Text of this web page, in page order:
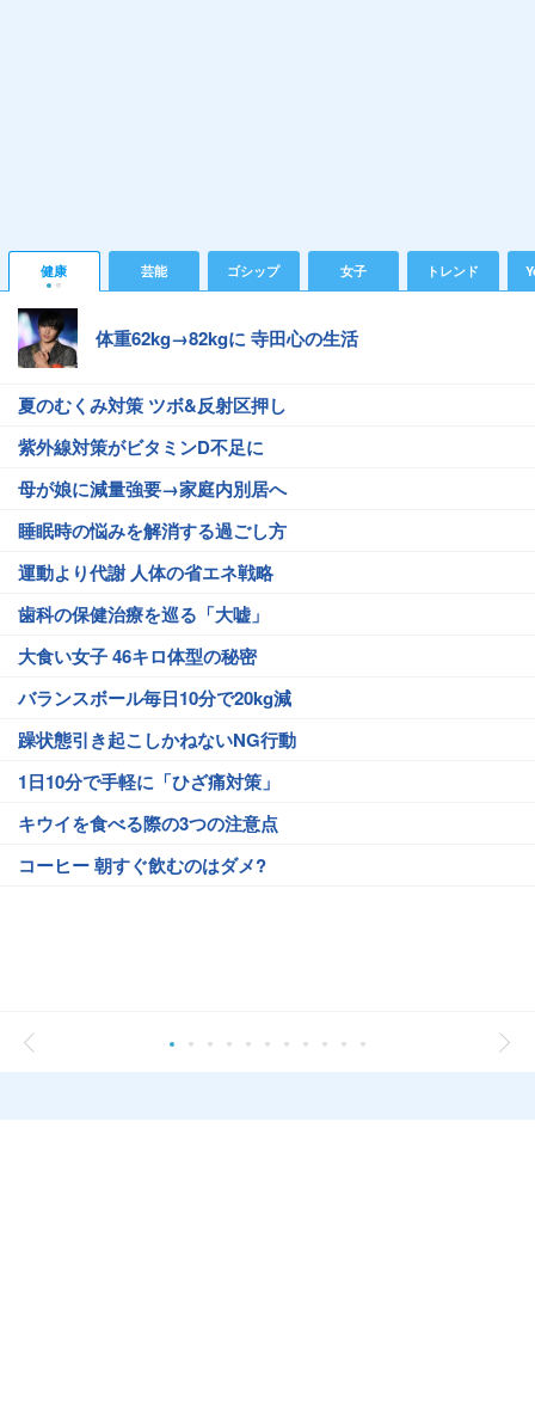
健康 芸能 ゴシップ 女子 トレンド
体重62kg→82kgに 寺田心の生活
夏のむくみ対策 ツボ&反射区押し
紫外線対策がビタミンD不足に
母が娘に減量強要→家庭内別居へ
睡眠時の悩みを解消する過ごし方
運動より代謝 人体の省エネ戦略
歯科の保健治療を巡る「大嘘」
大食い女子 46キロ体型の秘密
バランスボール毎日10分で20kg減
躁状態引き起こしかねないNG行動
1日10分で手軽に「ひざ痛対策」
キウイを食べる際の3つの注意点
コーヒー 朝すぐ飲むのはダメ?